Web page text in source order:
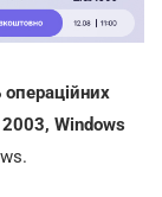
операційних
Windows